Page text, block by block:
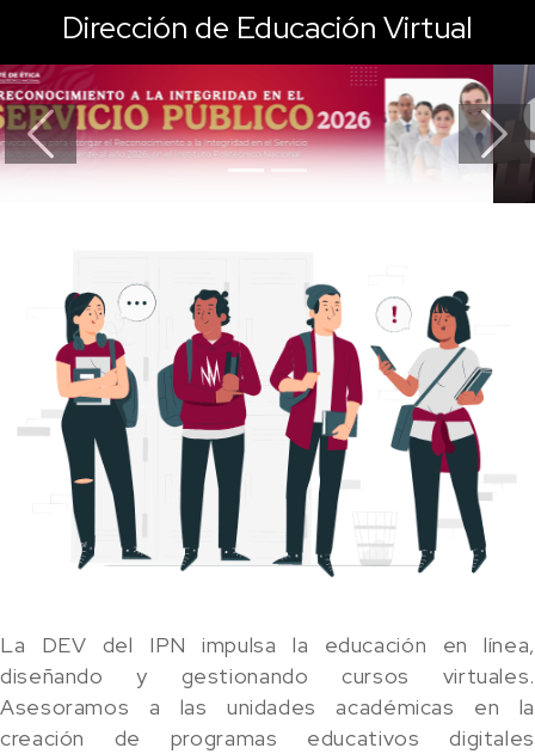
Dirección de Educación Virtual
Previous Next
La DEV del IPN impulsa la educación en línea,
diseñando y gestionando cursos virtuales.
Asesoramos a las unidades académicas en la
creación de programas educativos digitales